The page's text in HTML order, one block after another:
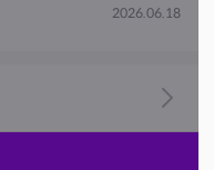
세요
2026.06.18